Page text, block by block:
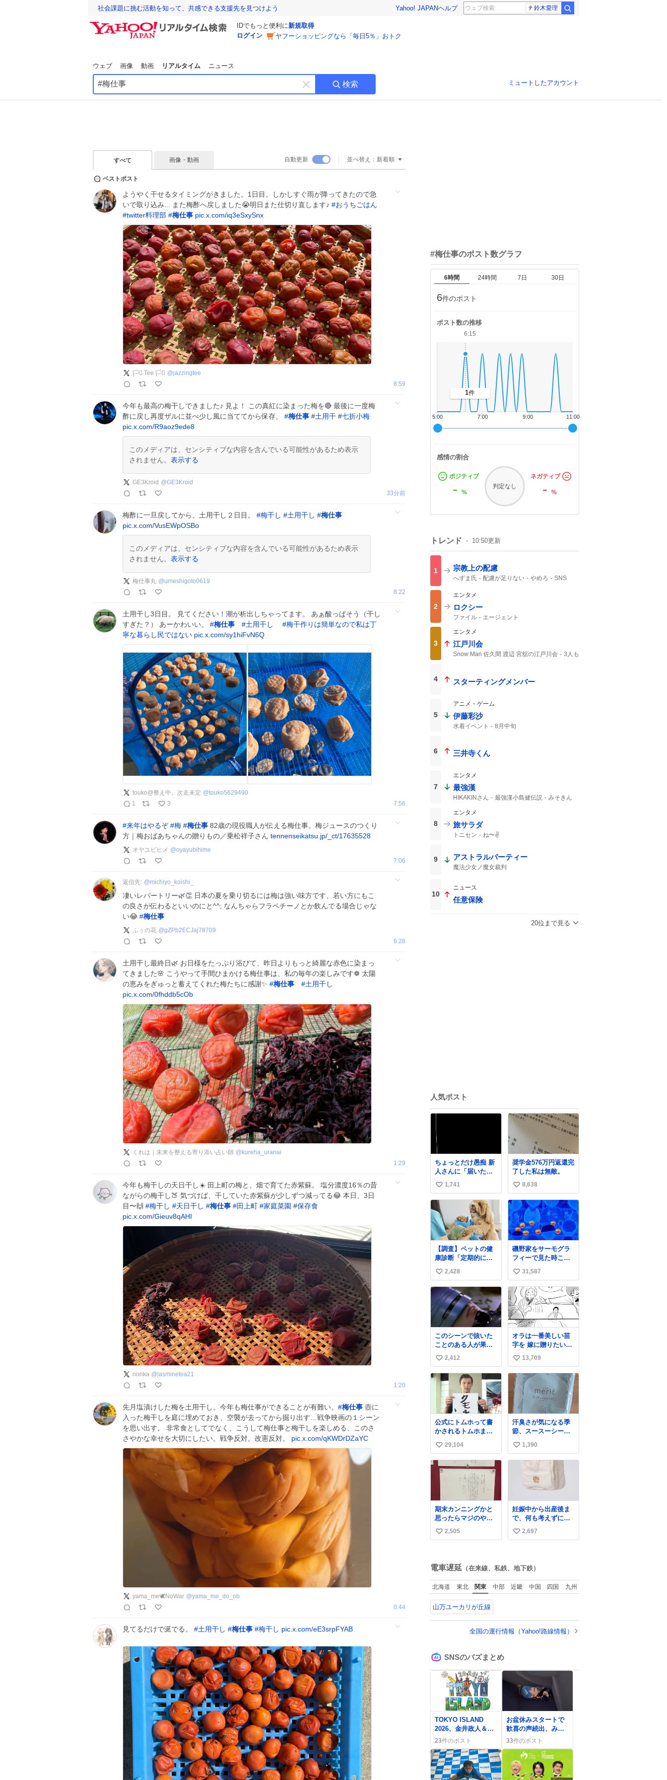
社会課題に挑む活動を知って、共感できる支援先を見つけよう Yahoo! JAPANヘルプ 鈴木愛理
IDでもっと便利に新規取得
ログイン
ヤフーショッピングなら「毎日5％」おトク
ウェブ 画像 動画 リアルタイム ニュース
キ
ー
す
検索 ミュートしたアカウント
すべて 画像・動画 自動更新 並べ替え： 新着順
ベストポスト
ようやく干せるタイミングがきました。1日目。しかしすぐ雨が降ってきたので急
いで取り込み... また梅酢へ戻しました😭明日また仕切り直します♪ #おうちごはん
#twitter料理部 #梅仕事 pic.x.com/iq3eSxySnx
🏳️‍⚧️ Tee 🏳️‍⚧️ @jazzingtee
8:59
今年も最高の梅干しできました♪ 見よ！ この真紅に染まった梅を🔴 最後に一度梅
酢に戻し再度ザルに並べ少し風に当ててから保存。 #梅仕事 #土用干 #七折小梅
pic.x.com/R9aoz9ede8
このメディアは、センシティブな内容を含んでいる可能性があるため表示
されません。 表示する
GE3Kroid @GE3Kroid
33分前
梅酢に一旦戻してから、土用干し２日目。 #梅干し #土用干し #梅仕事
pic.x.com/VusEWpOSBo
このメディアは、センシティブな内容を含んでいる可能性があるため表示
されません。 表示する
梅仕事丸 @umeshigoto0619
8:22
土用干し3日目。 見てください！潮が析出しちゃってます。 あぁ酸っぱそう（干し
すぎた？） あーかわいい。 #梅仕事 #土用干し #梅干作りは簡単なので私は丁
寧な暮らし民ではない pic.x.com/sy1hiFvN6Q
touko@整え中。次走未定 @touko5629490
1
3 7:56
#来年はやるぞ #梅 #梅仕事 82歳の現役職人が伝える梅仕事。梅ジュースのつくり
方｜梅おばあちゃんの贈りもの／乗松祥子さん tennenseikatsu.jp/_ct/17635528
オヤユビヒメ @oyayubihime
7:06
返信先: @michiyo_koishi_
凄いレパートリー🌿👏 日本の夏を乗り切るには梅は強い味方です、若い方にもこ
の良さが伝わるといいのにと^^; なんちゃらフラペチーノとか飲んでる場合じゃな
い😂 #梅仕事
ふぅの花 @gZPb2ECJaj78709
6:28
土用干し最終日🌿 お日様をたっぷり浴びて、昨日よりもっと綺麗な赤色に染まっ
てきました🌸 ​こうやって手間ひまかける梅仕事は、私の毎年の楽しみです❁ ​太陽
の恵みをぎゅっと蓄えてくれた梅たちに感謝✨️ #梅仕事 #土用干し
pic.x.com/0fhddb5cOb
​くれは｜未来を整える寄り添い占い師 @ kureha_uranai
1:29
今年も梅干しの天日干し☀️ 田上町の梅と、畑で育てた赤紫蘇。 塩分濃度16％の昔
ながらの梅干し🍑 気づけば、干していた赤紫蘇が少しずつ減ってる😂 本日、3日
目〜🙌 #梅干し #天日干し #梅仕事 #田上町 #家庭菜園 #保存食
pic.x.com/Gieuv8qAHI
norika @jasminetea21
1:20
先月塩漬けした梅を土用干し。今年も梅仕事ができることが有難い。 #梅仕事 壺に
入った梅干しを庭に埋めておき、空襲が去ってから掘り出す…戦争映画の１シーン
を思い出す。 非常食としてでなく、こうして梅仕事と梅干しを楽しめる、このさ
さやかな幸せを大切にしたい。戦争反対。改憲反対。 pic.x.com/qKWDrDZaYC
yama_me🕊️NoWar @yama_me_do_ob
0:44
見てるだけで涎でる。 #土用干し #梅仕事 #梅干し pic.x.com/eE3srpFYAB
#梅仕事のポスト数グラフ
6時間 24時間 7日 30日
6件のポスト
ポスト数の推移
11:00
9:00
7:00
5:00
6:15
1件
感情の割合
ポジティブ
- %
判定なし
ネガティブ
-%
トレンド 10:50更新
1 宗教上の配慮
へずま氏 配慮が足りない やめろ
SNS
2
エンタメ
ロクシー
ファイル エージェント
3
エンタメ
江戸川会
Snow Man 佐久間 渡辺 宮舘の江戸川会
3人も
4 スターティングメンバー
5
アニメ・ゲーム
伊藤彩沙
水着イベント 8月中旬
6 三井寺くん
7
エンタメ
最強漢
HIKAKINさん 最強漢小島健伝説
みそきん
8
エンタメ
旅サラダ
トニセン ね〜✌️
9 アストラルパーティー
魔法少女ノ魔女裁判
10
ニュース
任意保険
20位まで見る
人気ポスト
ちょっとだけ愚痴 新
人さんに「届いた郵
便物をカッター（レ
ターオープナー）で
開けて」って頼んだ
ら、想定してたのは1
枚目の赤い部分を切
って開ける、だった
んだけど 2枚目の封
筒の真ん中にカッタ
ーで切れ込みを入れ
て開ける、だったん
よね……
い
い
ね
数
1,741
奨学金576万円返還完
了した私は無敵。
い
い
ね
数
8,638
【調査】ペットの健
康診断「定期的に受
けていない」6割 理
由は「元気そうだか
ら」
news.livedoor.com/
article/detail… およ
そ4割は「健康診断を
受けたことがない」
と回答しているそ
う。一方で、健康診
断を受けていると回
答した人のうち「病
気が見つかった」の
は2割以上となったと
いう。
い
い
ね
数
2,428
磯野家をサーモグラ
フィーで見た時これ
だったら怖い
い
い
ね
数
31,587
このシーンで抜いた
ことのある人が果た
して世にどれほどい
ることか このアカウ
ントに辿り着いた皆
さんとは、ロボコッ
プ2についてこれから
もぜひ語り合ってい
きたい
い
い
ね
2,412
オラは一番美しい苗
字を 嫁に贈りたい
（0/16) #コルクマン
ガ専科
い
い
ね
数
13,709
公式にトムホって書
かされるトムホまだ
面白い
い
い
ね
数
29,104
汗臭さが気になる季
節、スースーシート
以外だと、これがと
にかくスッキリす
る。2年くらい前に #
生活は踊る で紹介し
たやつ。おじさんに
もおばさんにもオス
売ってるぞ。ドライ
シャンプーって書い
てあるけど汗拭きシ
ートみたいなもの。
耳裏襟足首筋がんが
い
い
1,390
期末カンニングかと
思ったらマジのやつ
で草 B4でIDMってこ
とはおそらく就職だ
停学って無意味じゃ
ね？
い
数
2,505
妊娠中から出産後ま
で、何も考えずにサ
ッと持って行けるよ
うなショルダーバッ
ゃピッタリなものを
見つけたので買っ
た！✨ スマホと小物
ない！地味に嬉しい
い
数
2,697
電車遅延 （在来線、私鉄、地下鉄）
北海道 東北 関東 中部 近畿 中国 四国 九州
山万ユーカリが丘線
全国の運行情報（Yahoo!路線情報）
SNSのバズまとめ
TOKYO ISLAND
2026、金井政人＆斎
藤宏介が出演決定で
23件のポスト
お盆休みスタートで
歓喜の声続出、みん
なで旅行や帰省の計
33件のポスト